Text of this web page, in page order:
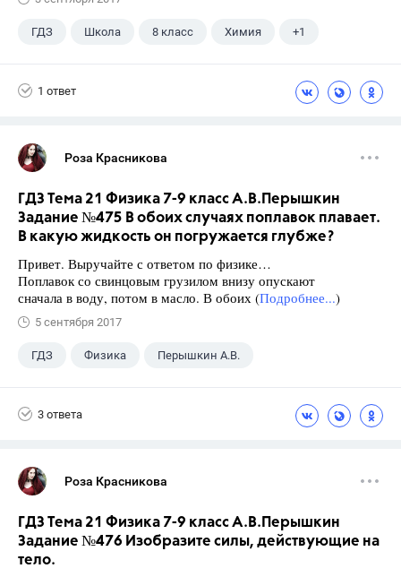
ГДЗ Школа 8 класс Химия +1
1 ответ
Роза Красникова
ГДЗ Тема 21 Физика 7-9 класс А.В.Перышкин
Задание №475 В обоих случаях поплавок плавает.
В какую жидкость он погружается глубже?
Привет. Выручайте с ответом по физике…
Поплавок со свинцовым грузилом внизу опускают
сначала в воду, потом в масло. В обоих (Подробнее...)
5 сентября 2017
ГДЗ Физика Перышкин А.В.
3 ответа
Роза Красникова
ГДЗ Тема 21 Физика 7-9 класс А.В.Перышкин
Задание №476 Изобразите силы, действующие на
тело.